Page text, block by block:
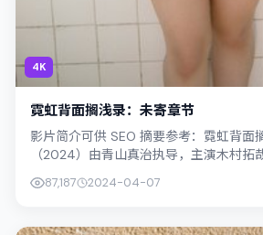
4K
霓虹背面搁浅录：未寄章节
影片简介可供 SEO 摘要参考：霓虹背面
（2024）由青山真治执导，主演木村拓
87,187 2024-04-07